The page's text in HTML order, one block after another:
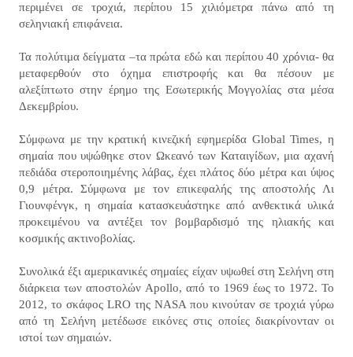
περιμένει σε τροχιά, περίπου 15 χιλιόμετρα πάνω από τη
σεληνιακή επιφάνεια.
Τα πολύτιμα δείγματα –τα πρώτα εδώ και περίπου 40 χρόνια- θα
μεταφερθούν στο όχημα επιστροφής και θα πέσουν με
αλεξίπτωτο στην έρημο της Εσωτερικής Μογγολίας στα μέσα
Δεκεμβρίου.
Σύμφωνα με την κρατική κινεζική εφημερίδα Global Times, η
σημαία που υψώθηκε στον Ωκεανό των Καταιγίδων, μια αχανή
πεδιάδα στεροποιημένης λάβας, έχει πλάτος δύο μέτρα και ύψος
0,9 μέτρα. Σύμφωνα με τον επικεφαλής της αποστολής Λι
Γιουνφένγκ, η σημαία κατασκευάστηκε από ανθεκτικά υλικά
προκειμένου να αντέξει τον βομβαρδισμό της ηλιακής και
κοσμικής ακτινοβολίας.
Συνολικά έξι αμερικανικές σημαίες είχαν υψωθεί στη Σελήνη στη
διάρκεια των αποστολών Apollo, από το 1969 έως το 1972. Το
2012, το σκάφος LRO της NASA που κινούταν σε τροχιά γύρω
από τη Σελήνη μετέδωσε εικόνες στις οποίες διακρίνονταν οι
ιστοί των σημαιών.